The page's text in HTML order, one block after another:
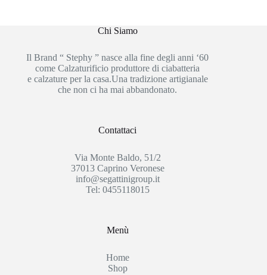
Chi Siamo
Il Brand “ Stephy ” nasce alla fine degli anni ‘60
come Calzaturificio produttore di ciabatteria
e calzature per la casa.Una tradizione artigianale
che non ci ha mai abbandonato.
Contattaci
Via Monte Baldo, 51/2
37013 Caprino Veronese
info@segattinigroup.it
Tel: 0455118015
Menù
Home
Shop